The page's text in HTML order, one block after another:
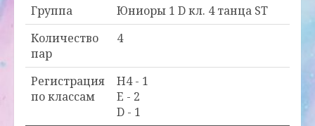
Группа
Юниоры 1 D кл. 4 танца ST
Количество
пар
4
Регистрация
по классам
H4 - 1
E - 2
D - 1